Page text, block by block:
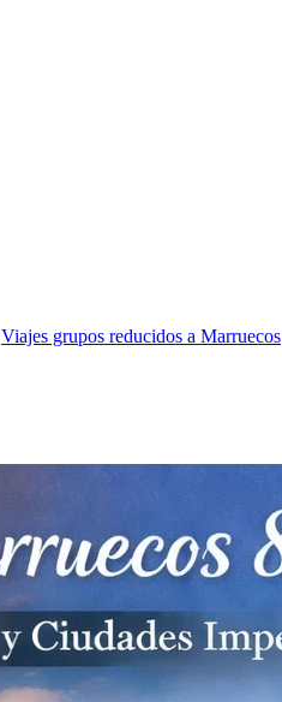
Viajes grupos reducidos a Marruecos